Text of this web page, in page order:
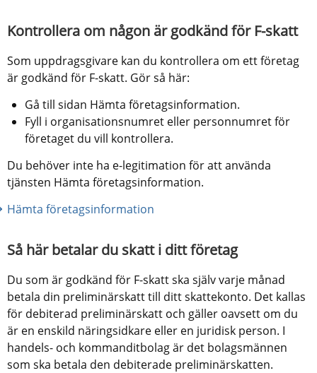
Kontrollera om någon är godkänd för F-skatt
Som uppdragsgivare kan du kontrollera om ett företag
är godkänd för F-skatt. Gör så här:
Gå till sidan Hämta företagsinformation.
Fyll i organisationsnumret eller personnumret för
företaget du vill kontrollera.
Du behöver inte ha e-legitimation för att använda
tjänsten Hämta företagsinformation.
Hämta företagsinformation
Så här betalar du skatt i ditt företag
Du som är godkänd för F-skatt ska själv varje månad
betala din preliminärskatt till ditt skattekonto. Det kallas
för debiterad preliminärskatt och gäller oavsett om du
är en enskild näringsidkare eller en juridisk person. I
handels- och kommanditbolag är det bolagsmännen
som ska betala den debiterade preliminärskatten.